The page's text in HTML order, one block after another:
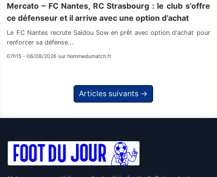
Mercato – FC Nantes, RC Strasbourg : le club s’offre
ce défenseur et il arrive avec une option d’achat
Le FC Nantes recrute Saïdou Sow en prêt avec option d'achat pour
renforcer sa défense...
07h15 - 06/08/2026 sur hommedumatch.fr
Articles suivants →